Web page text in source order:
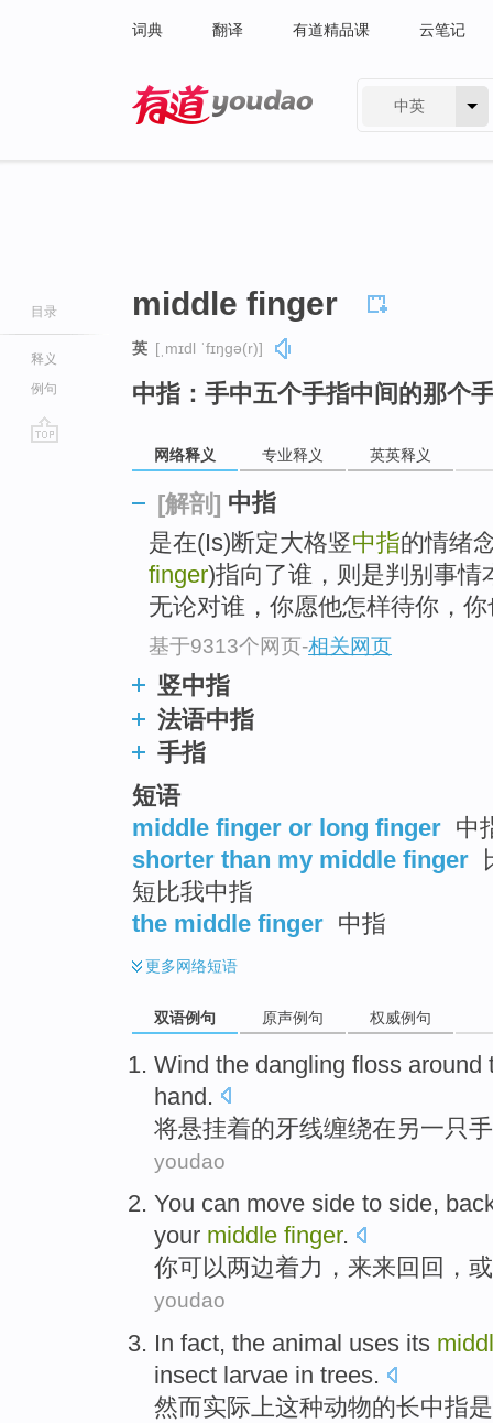
词典 翻译 有道精品课 云笔记
中英
目录
释义
例句
middle finger
英 [ˌmɪdl ˈfɪŋɡə(r)]
中指：手中五个手指中间的那个
网络释义 专业释义 英英释义
[解剖] 中指
是在(Is)断定大格竖中指的情绪
finger)指向了谁，则是判别事
无论对谁，你愿他怎样待你，
基于9313个网页-相关网页
竖中指
法语中指
手指
短语
middle finger or long finger 中
shorter than my middle finger
短比我中指
the middle finger 中指
更多网络短语
双语例句 原声例句 权威例句
Wind the dangling floss around
hand.
将悬挂着的牙线缠绕在另一只手
youdao
You can move side to side,
your middle finger.
你可以两边着力，来来回回 ，
youdao
In fact, the animal uses its
insect larvae in trees.
然而实际上这种动物的长中指